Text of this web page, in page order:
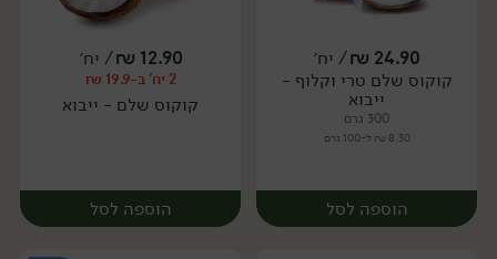
יח׳ יח׳
24.90
₪/ יח׳
קוקוס שלם טרי וקלוף -
ייבוא
300 גרם
8.30 ₪ ל-100 גרם
הוספה לסל
12.90
₪/ יח׳
2 יח' ב-19.9 ₪
קוקוס שלם - ייבוא
הוספה לסל